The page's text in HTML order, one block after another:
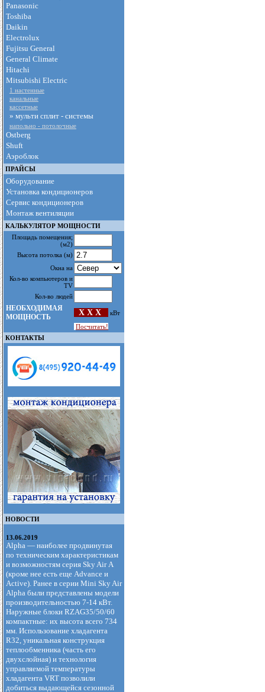
Panasonic
Toshiba
Daikin
Electrolux
Fujitsu General
General Climate
Hitachi
Mitsubishi Electric
1 настенные
канальные
кассетные
» мульти сплит - cистемы
напольно - потолочные
Ostberg
Shuft
Аэроблок
ПРАЙСЫ
Оборудование
Установка кондиционеров
Сервис кондиционеров
Монтаж вентиляции
КАЛЬКУЛЯТОР МОЩНОСТИ
Площадь помещения;
(м2)
Высота потолка (м)
Окна на
Кол-во компьютеров и
TV
Кол-во людей
НЕОБХОДИМАЯ
МОЩНОСТЬ
X X X
кВт
Посчитать!
КОНТАКТЫ
НОВОСТИ
13.06.2019
Alpha — наиболее продвинутая
по техническим характеристикам
и возможностям серия Sky Air А
(кроме нее есть еще Advance и
Active). Ранее в серии Mini Sky Air
Alpha были представлены модели
производительностью 7-14 кВт.
Наружные блоки RZAG35/50/60
компактные: их высота всего 734
мм. Использование хладагента
R32, уникальная конструкция
теплообменника (часть его
двухслойная) и технология
управляемой температуры
хладагента VRT позволили
добиться выдающейся сезонной